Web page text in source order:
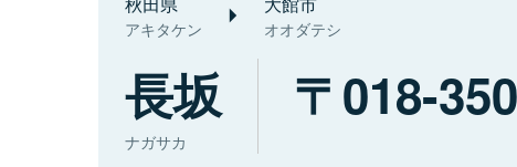
アキタケン オオダテシ
長坂
ナガサカ
018-